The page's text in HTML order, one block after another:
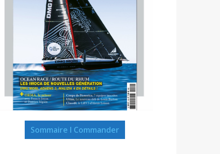
Sommaire I Commander